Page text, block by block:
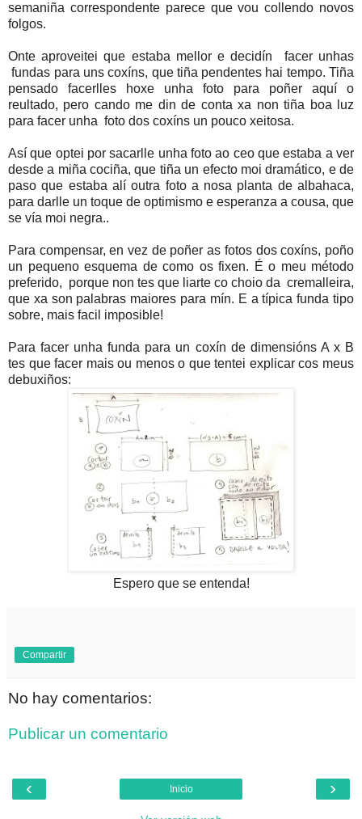
semaniña correspondente parece que vou collendo novos
folgos.
Onte aproveitei que estaba mellor e decidín facer unhas
fundas para uns coxíns, que tiña pendentes hai tempo. Tiña
pensado facerlles hoxe unha foto para poñer aquí o
reultado, pero cando me din de conta xa non tiña boa luz
para facer unha foto dos coxíns un pouco xeitosa.
Así que optei por sacarlle unha foto ao ceo que estaba a ver
desde a miña cociña, que tiña un efecto moi dramático, e de
paso que estaba alí outra foto a nosa planta de albahaca,
para darlle un toque de optimismo e esperanza a cousa, que
se vía moi negra..
Para compensar, en vez de poñer as fotos dos coxíns, poño
un pequeno esquema de como os fixen. É o meu método
preferido, porque non tes que liarte co choio da cremalleira,
que xa son palabras maiores para mín. E a típica funda tipo
sobre, mais facil imposible!
Para facer unha funda para un coxín de dimensións A x B
tes que facer mais ou menos o que tentei explicar cos meus
debuxiños:
Espero que se entenda!
Compartir
No hay comentarios:
Publicar un comentario
‹ ›
Inicio